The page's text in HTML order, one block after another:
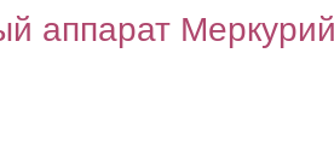
аппарат